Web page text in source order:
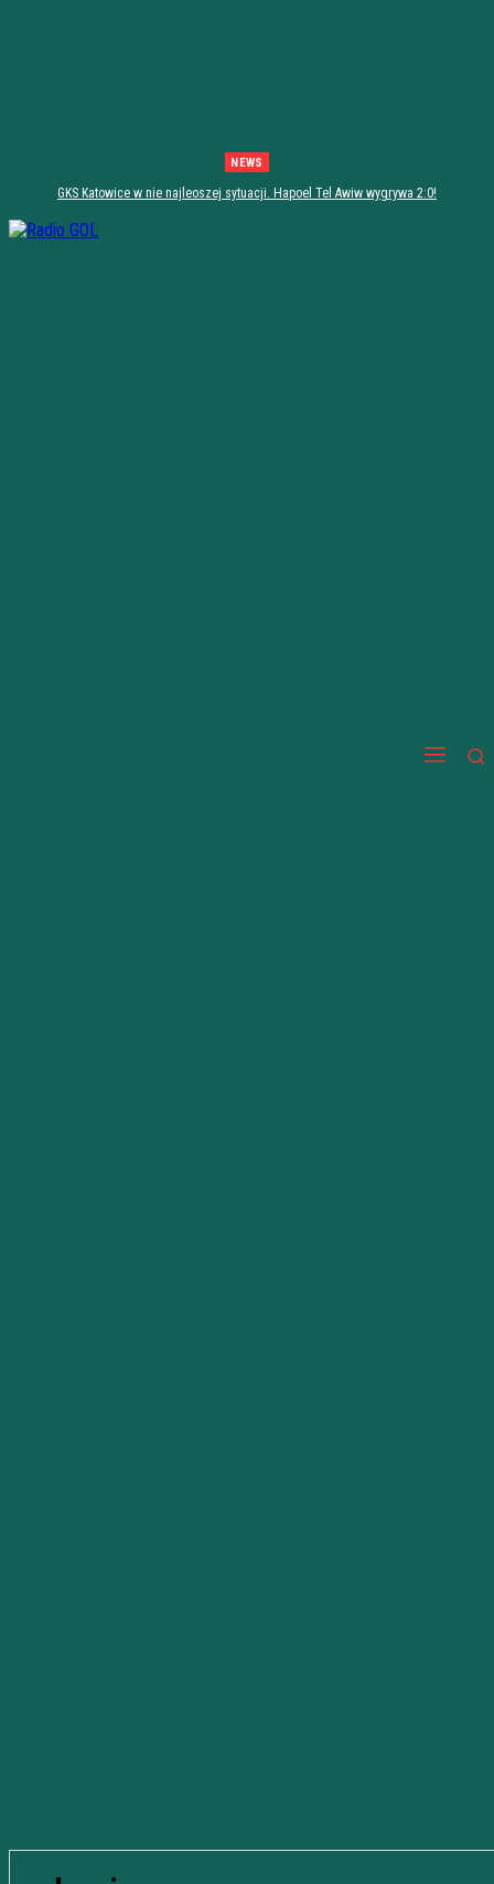
NEWS
GKS Katowice w nie najleoszej sytuacji. Hapoel Tel Awiw wygrywa 2:0!